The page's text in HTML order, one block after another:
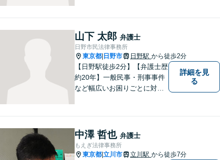
です。まずはお気軽にご相談
ください。【子連れ相談OK】
山下 太郎 弁護士
日野市民法律事務所
東京都 日野市 日野駅 から徒歩2分
【日野駅徒歩2分】【弁護士歴
約20年】一般民事・刑事事件
など幅広いお困りごとに対応
とつの問題に真剣に向き合
い、最善の解決を目指しま
す。
詳細を見
る
中澤 哲也 弁護士
もえぎ法律事務所
東京都 立川市 立川駅 から徒歩7分